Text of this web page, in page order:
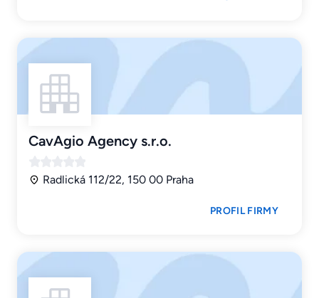
CavAgio Agency s.r.o.
Radlická 112/22, 150 00 Praha
PROFIL FIRMY